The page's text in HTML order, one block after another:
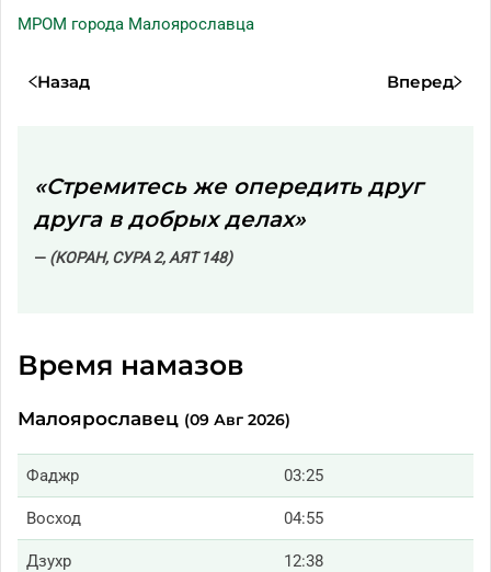
МРОМ города Малоярославца
Назад Вперед
«Стремитесь же опередить друг
друга в добрых делах»
(КОРАН, СУРА 2, АЯТ 148)
Время намазов
Малоярославец (09 Авг 2026)
Фаджр 03:25
Восход 04:55
Дзухр 12:38